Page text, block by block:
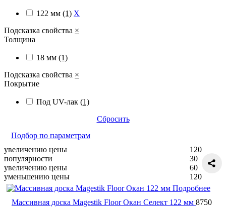
122 мм (1) X
Подсказка свойства ×
Толщина
18 мм (1)
Подсказка свойства ×
Покрытие
Под UV-лак (1)
Сбросить
Подбор по параметрам
увеличению цены
популярности
увеличению цены
уменьшению цены
120
30
60
120
Подробнее
Массивная доска Magestik Floor Окан Селект 122 мм 8750